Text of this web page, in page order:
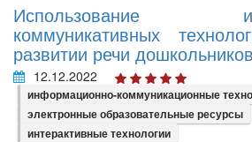
Использование
коммуникативных
развитии речи дошкольников
12.12.2022
информационно-коммуникационные
электронные образовательные ресурсы
интерактивные технологии